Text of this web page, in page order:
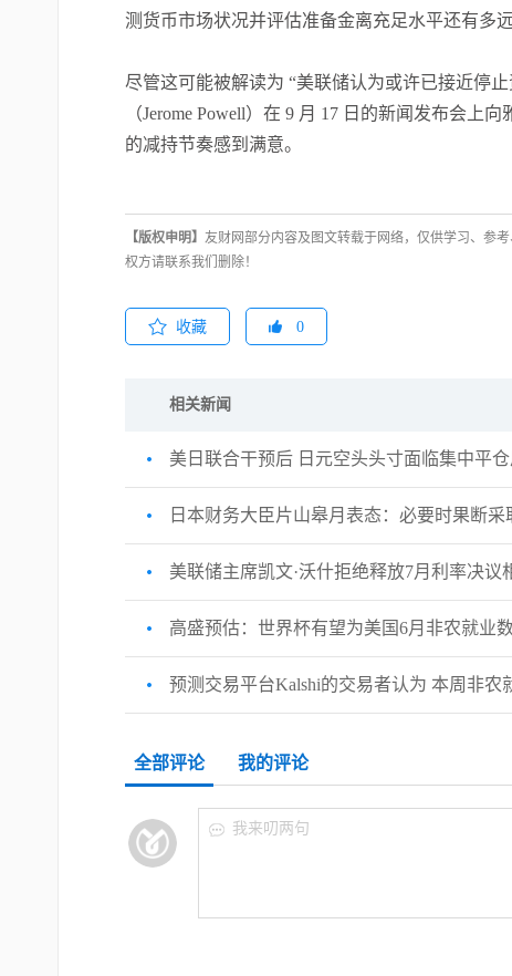
测货币市场状况并评估准备金离充足水平还有多
尽管这可能被解读为 “美联储认为或许已接近停
（Jerome Powell）在 9 月 17 日的新闻发布会上
的减持节奏感到满意。
【版权申明】 友财网部分内容及图文转载于网络，仅供学习、参
权方请联系我们删除！
收藏 0
相关新闻
美日联合干预后 日元空头头寸面临集中平
日本财务大臣片山皋月表态：必要时果断
美联储主席凯文·沃什拒绝释放7月利率决
高盛预估：世界杯有望为美国6月非农就业
预测交易平台Kalshi的交易者认为 本周非
全部评论 我的评论
我来叨两句